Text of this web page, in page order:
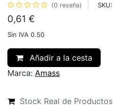
(0 reseña) SKU:
0,61 €
Sin IVA 0.50
Añadir a la cesta
Marca: Amass
Stock Real de Productos